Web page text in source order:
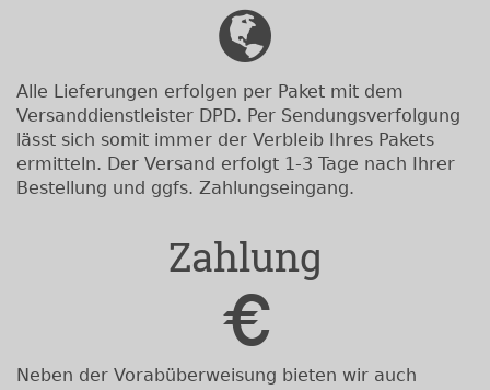
Alle Lieferungen erfolgen per Paket mit dem
Versanddienstleister DPD. Per Sendungsverfolgung
lässt sich somit immer der Verbleib Ihres Pakets
ermitteln. Der Versand erfolgt 1-3 Tage nach Ihrer
Bestellung und ggfs. Zahlungseingang.
Zahlung
Neben der Vorabüberweisung bieten wir auch